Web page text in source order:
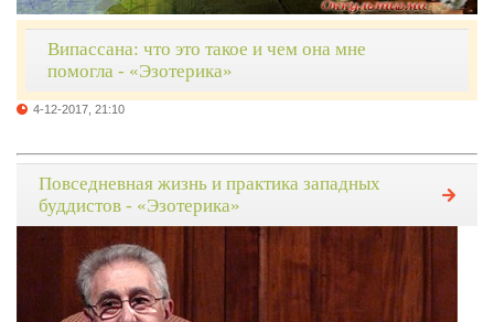
Випассана: что это такое и чем она мне
помогла - «Эзотерика»
4-12-2017, 21:10
Повседневная жизнь и практика западных
буддистов - «Эзотерика»